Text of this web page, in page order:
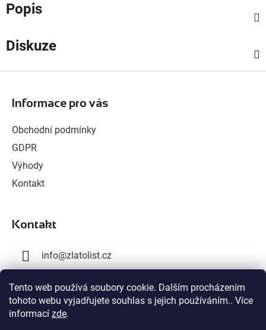
Tento web používá soubory cookie. Dalším procházením
tohoto webu vyjadřujete souhlas s jejich používáním.. Více
informací zde.
Popis
Diskuze
Informace pro vás
Obchodní podmínky
GDPR
Výhody
Kontakt
Kontakt
info@zlatolist.cz
+420 777 300 576
+420 603 358 028